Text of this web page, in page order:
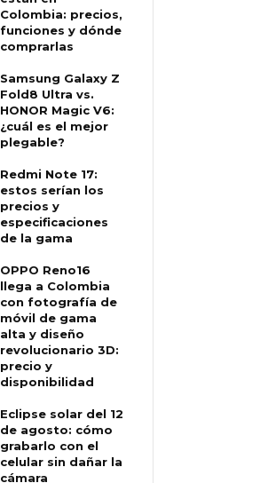
Colombia: precios,
funciones y dónde
comprarlas
Samsung Galaxy Z
Fold8 Ultra vs.
HONOR Magic V6:
¿cuál es el mejor
plegable?
Redmi Note 17:
estos serían los
precios y
especificaciones
de la gama
OPPO Reno16
llega a Colombia
con fotografía de
móvil de gama
alta y diseño
revolucionario 3D:
precio y
disponibilidad
Eclipse solar del 12
de agosto: cómo
grabarlo con el
celular sin dañar la
cámara